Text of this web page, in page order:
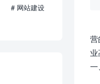
营
一
# 网站建设